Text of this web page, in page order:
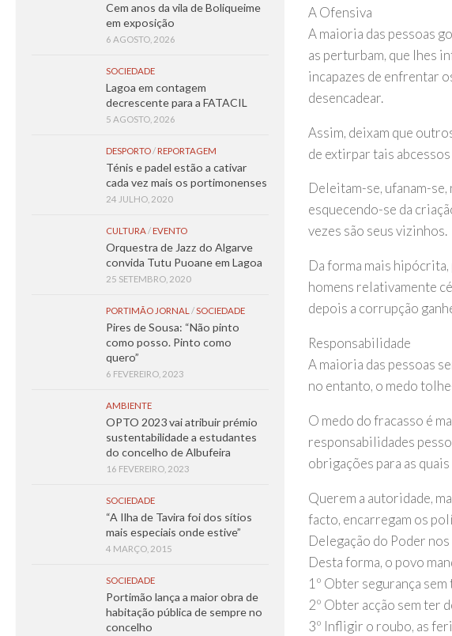
A Ofensiva
A maioria das pessoas
as perturbam, que lhes
incapazes de enfrentar
desencadear.
Assim, deixam que
de extirpar tais
Deleitam-se, ufanam-se,
esquecendo-se da
vezes são seus vizinhos.
Da forma mais
homens relativamente
depois a corrupção
Responsabilidade
A maioria das pessoas
no entanto, o medo
O medo do fracasso é
responsabilidades
obrigações para as
Querem a autoridade,
facto, encarregam os
Delegação do Poder
Desta forma, o povo
1º Obter segurança
2º Obter acção sem ter
3º Infligir o roubo, as
Cem anos da vila de Boliqueime
em exposição
6 AGOSTO, 2026
SOCIEDADE
Lagoa em contagem
decrescente para a FATACIL
5 AGOSTO, 2026
DESPORTO/ REPORTAGEM
Ténis e padel estão a cativar
cada vez mais os portimonenses
24 JULHO, 2020
CULTURA/ EVENTO
Orquestra de Jazz do Algarve
convida Tutu Puoane em Lagoa
25 SETEMBRO, 2020
PORTIMÃO JORNAL /SOCIEDADE
Pires de Sousa: “Não pinto
como posso. Pinto como
quero”
6 FEVEREIRO, 2023
AMBIENTE
OPTO 2023 vai atribuir prémio
sustentabilidade a estudantes
do concelho de Albufeira
16 FEVEREIRO, 2023
SOCIEDADE
“A Ilha de Tavira foi dos sítios
mais especiais onde estive”
4 MARÇO, 2015
SOCIEDADE
Portimão lança a maior obra de
habitação pública de sempre no
concelho